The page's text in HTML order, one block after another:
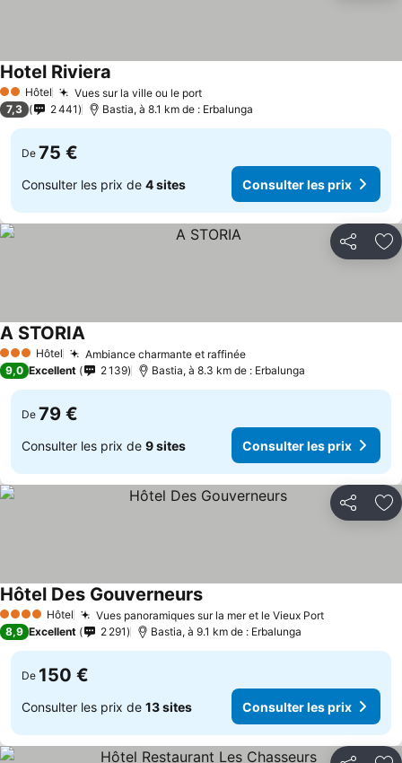
2 Étoiles
Hôtel Vues sur la ville ou le portConsulter les prix
Hotel Riviera
7,3 2 441 Bastia, à 8.1 km de : Erbalunga
De 75 €
Consulter les prix de 4 sites Consulter les prix
Partager
3 ÉtoilesHôtel Ambiance charmante et raffinéeConsulter les prix
A STORIAConsulter les prix
9,0 Excellent 2 139 Bastia, à 8.3 km de : Erbalunga
De 79 €
Consulter les prix de 9 sites Consulter les prix
Partager
4 Étoiles Hôtel Vues panoramiques sur la mer et le Vieux PortConsulter
Hôtel Des GouverneursConsulter les prix
8,9 Excellent 2 291 Bastia, à 9.1 km de : Erbalunga
De 150 €
Consulter les prix de 13 sites Consulter les prix